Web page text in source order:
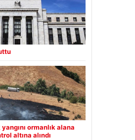
ormanlık alana
altına alındı